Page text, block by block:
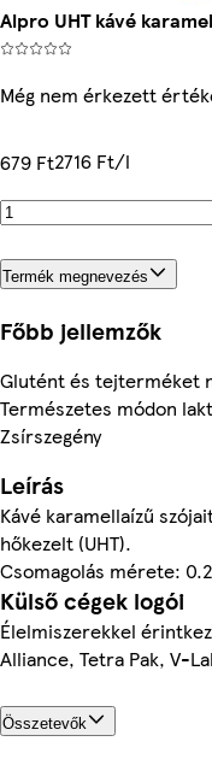
Alpro UHT kávé
Még nem érkezett
679 Ft2716 Ft/l
Termék megnevezés
Főbb jellemzők
Glutént és tejterméket
Természetes módon
Zsírszegény
Leírás
Kávé karamellaízű
hőkezelt (UHT).
Csomagolás mérete:
Külső cégek logói
Élelmiszerekkel
Alliance, Tetra Pak, V-
Összetevők